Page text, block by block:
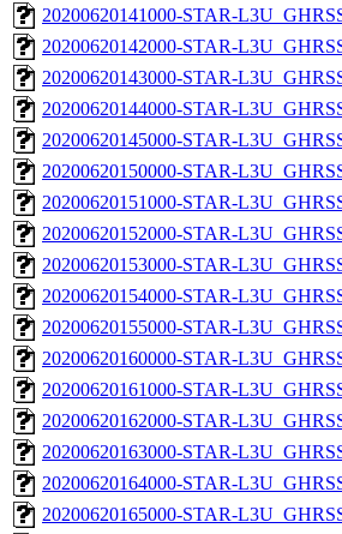
20200620141000-STAR-
20200620142000-STAR-
20200620143000-STAR-
20200620144000-STAR-
20200620145000-STAR-
20200620150000-STAR-
20200620151000-STAR-
20200620152000-STAR-
20200620153000-STAR-
20200620154000-STAR-
20200620155000-STAR-
20200620160000-STAR-
20200620161000-STAR-
20200620162000-STAR-
20200620163000-STAR-
20200620164000-STAR-
20200620165000-STAR-